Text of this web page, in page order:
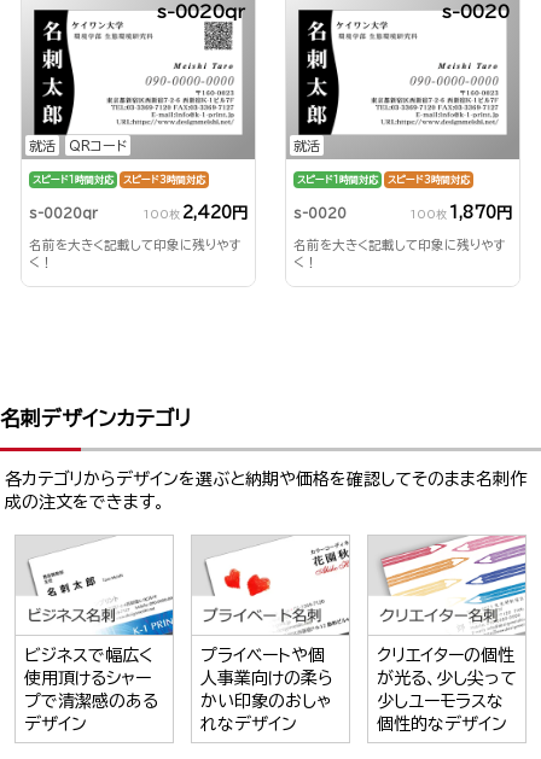
就活 QRコード
s-0020qr
スピード1時間対応 スピード3時間対応
s-0020qr 100枚 2,420円
名前を大きく記載して印象に残りやす
く！
就活
s-0020
スピード1時間対応 スピード3時間対応
s-0020 100枚 1,870円
名前を大きく記載して印象に残りやす
く！
名刺デザインカテゴリ
各カテゴリからデザインを選ぶと納期や価格を確認してそのまま名刺作
成の注文をできます。
ビジネスで幅広く
使用頂けるシャー
プで清潔感のある
デザイン
プライベートや個
人事業向けの柔ら
かい印象のおしゃ
れなデザイン
クリエイターの個性
が光る、少し尖って
少しユーモラスな
個性的なデザイン